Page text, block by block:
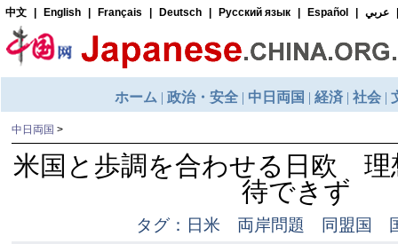
中日両国 >
米国と歩調を合わせる日欧 理
待できず
タグ：日米 両岸問題 同盟国